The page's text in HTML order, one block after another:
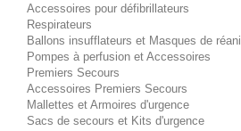
Accessoires pour défibrillateurs
Respirateurs
Ballons insufflateurs et Masques de
Pompes à perfusion et Accessoires
Premiers Secours
Accessoires Premiers Secours
Mallettes et Armoires d'urgence
Sacs de secours et Kits d'urgence